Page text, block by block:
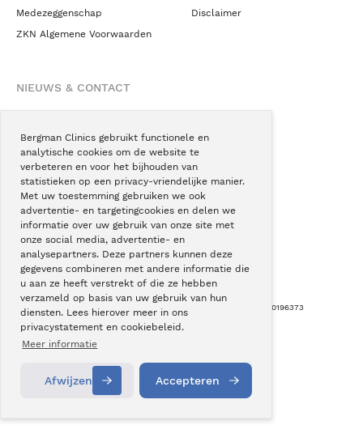
Bergman Clinics gebruikt functionele en
analytische cookies om de website te
verbeteren en voor het bijhouden van
statistieken op een privacy-vriendelijke manier.
Met uw toestemming gebruiken we ook
advertentie- en targetingcookies en delen we
informatie over uw gebruik van onze site met
onze social media, advertentie- en
analysepartners. Deze partners kunnen deze
gegevens combineren met andere informatie die
u aan ze heeft verstrekt of die ze hebben
verzameld op basis van uw gebruik van hun
diensten. Lees hierover meer in ons
privacystatement en cookiebeleid.
Meer informatie
Afwijzen Accepteren
Medezeggenschap
ZKN Algemene Voorwaarden
Disclaimer
NIEUWS & CONTACT
Blogs
Podcast
Pressroom
Instagram
Facebook
LinkedIn
Copyright © Bergman Clinics 2026 KVK nummer: 30196373
Contact